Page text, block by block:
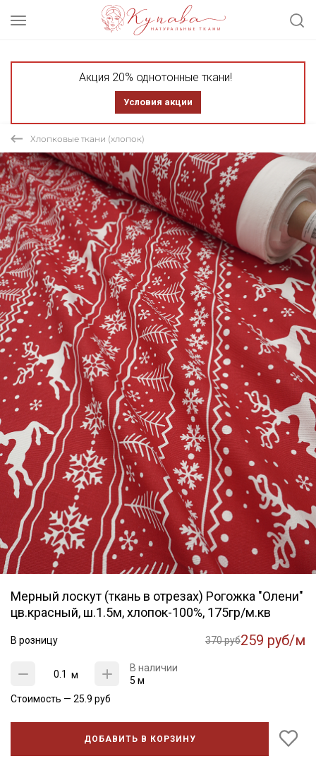
Акция 20% однотонные ткани!
Условия акции
Хлопковые ткани (хлопок)
СКИДКА 30% ТКАНЬ В ОТРЕЗАХ
Мерный лоскут (ткань в отрезах) Рогожка "Олени"
цв.красный, ш.1.5м, хлопок-100%, 175гр/м.кв
В розницу 370 руб259 руб/м
м
В наличии
5 м
Стоимость — 25.9 руб
ДОБАВИТЬ В КОРЗИНУ